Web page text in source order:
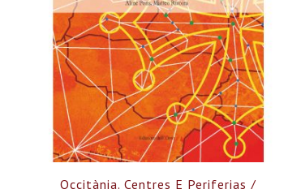
Occitània. Centres E Periferias /